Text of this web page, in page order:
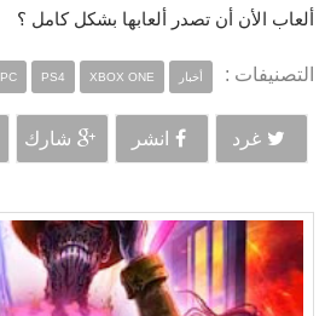
ألعاب الأن أن تصدر ألعابها بشكل كامل ؟
التصنيفات : أخبار PC PS4 XBOX ONE
غرد انشر شارك